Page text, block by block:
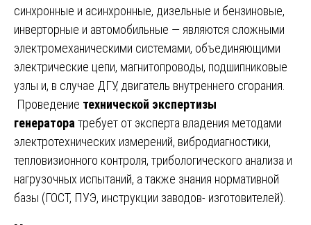
синхронные и асинхронные, дизельные и бензиновые,
инверторные и автомобильные — являются сложными
электромеханическими системами, объединяющими
электрические цепи, магнитопроводы, подшипниковые
узлы и, в случае ДГУ, двигатель внутреннего сгорания.
Проведение технической экспертизы
генератора требует от эксперта владения методами
электротехнических измерений, вибродиагностики,
тепловизионного контроля, трибологического анализа и
нагрузочных испытаний, а также знания нормативной
базы (ГОСТ, ПУЭ, инструкции заводов- изготовителей).